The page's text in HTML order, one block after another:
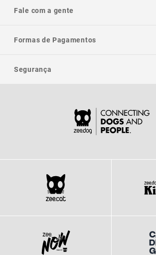
Fale com a gente
Formas de Pagamentos
Segurança